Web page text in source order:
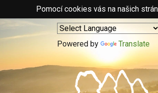
Pomocí cookies vás na našich
Powered by Translate